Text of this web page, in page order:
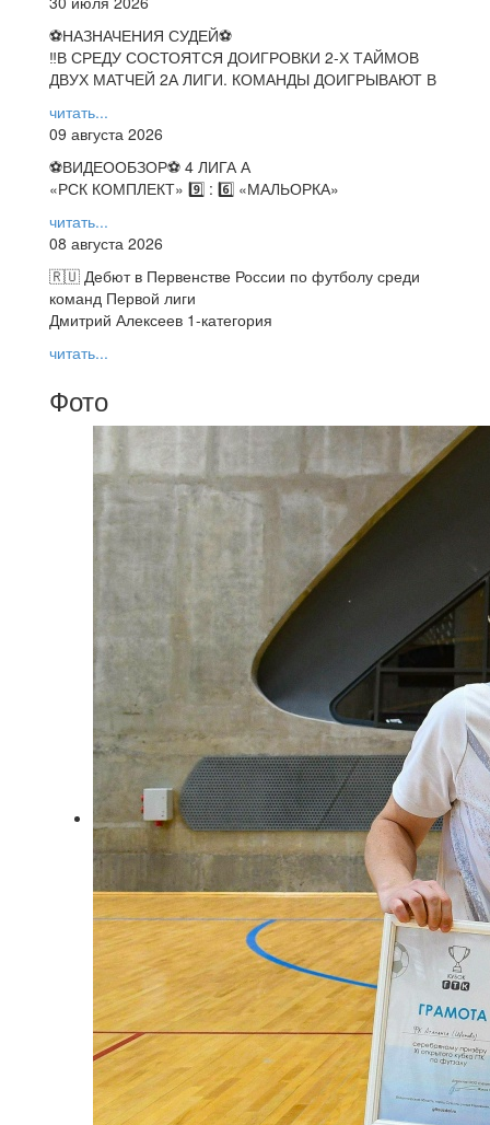
⚽НАЗНАЧЕНИЯ СУДЕЙ⚽
‼В СРЕДУ СОСТОЯТСЯ ДОИГРОВКИ 2-Х ТАЙМОВ
ДВУХ МАТЧЕЙ 2А ЛИГИ. КОМАНДЫ ДОИГРЫВАЮТ В
читать...
09 августа 2026
⚽️ВИДЕООБЗОР⚽️ 4 ЛИГА А
«РСК КОМПЛЕКТ» 9️⃣ : 6️⃣ «МАЛЬОРКА»
читать...
08 августа 2026
🇷🇺 Дебют в Первенстве России по футболу среди
команд Первой лиги
Дмитрий Алексеев 1-категория
читать...
Фото